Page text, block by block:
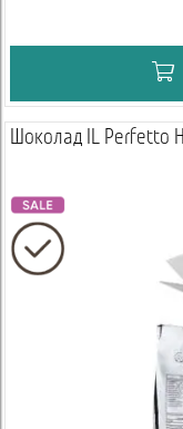
Шоколад IL Perfetto